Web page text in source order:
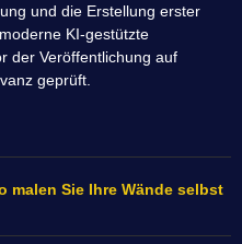
und die Erstellung erster
KI-gestützte
der Veröffentlichung auf
geprüft.
malen Sie Ihre Wände selbst